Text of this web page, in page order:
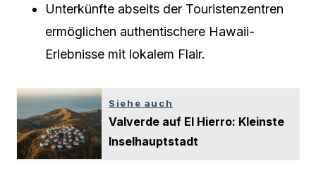
Unterkünfte abseits der Touristenzentren
ermöglichen authentischere Hawaii-
Erlebnisse mit lokalem Flair.
Siehe auch
Valverde auf El Hierro: Kleinste
Inselhauptstadt